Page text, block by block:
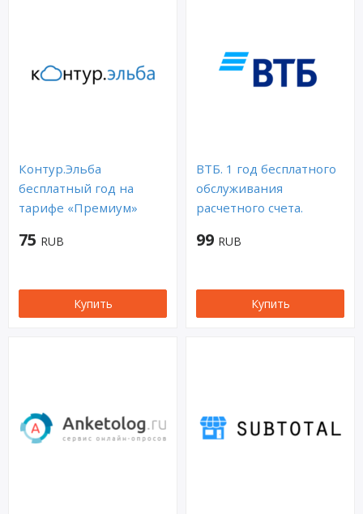
Контур.Эльба
бесплатный год на
тарифе «Премиум»
75 RUB
Купить
ВТБ. 1 год бесплатного
обслуживания
расчетного счета.
99 RUB
Купить